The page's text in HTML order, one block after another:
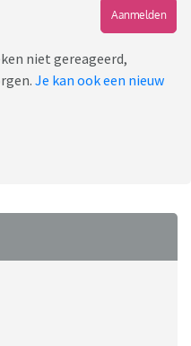
Aanmelden
niet gereageerd,
Je kan ook een nieuw